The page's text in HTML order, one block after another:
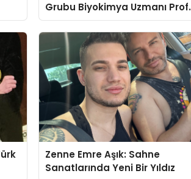
Grubu Biyokimya Uzmanı Prof.
Dr. Ahmet Var:
Zenne Emre Aşık: Sahne
Sanatlarında Yeni Bir Yıldız